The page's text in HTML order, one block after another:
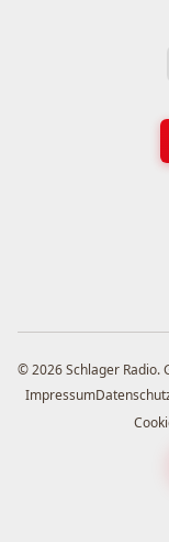
© 2026 Schlager Radio.
Impressum